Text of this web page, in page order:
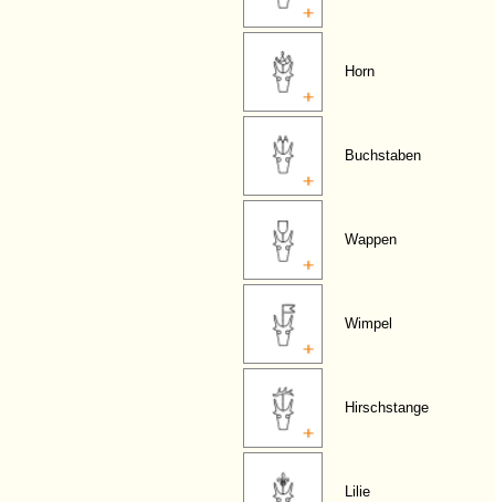
Horn
Buchstaben
Wappen
Wimpel
Hirschstange
Lilie